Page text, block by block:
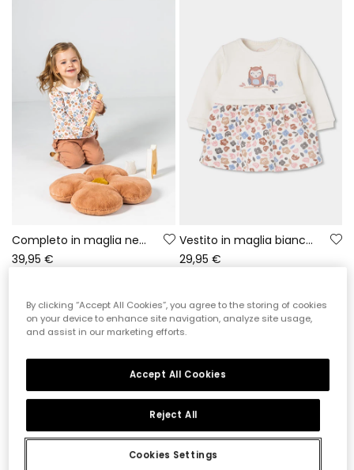
Completo in maglia neonata bambina stampa fiori rosa
39,95 €
Vestito in maglia bianco fiori ricamati gufi neonato
29,95 €
By clicking “Accept All Cookies”, you agree to the storing of cookies
on your device to enhance site navigation, analyze site usage,
and assist in our marketing efforts.
Cookies Settings
Reject All
Accept All Cookies